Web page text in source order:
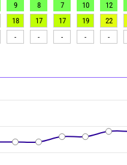
9 8 7 10 12
18 17 17 19 22
- - - - -